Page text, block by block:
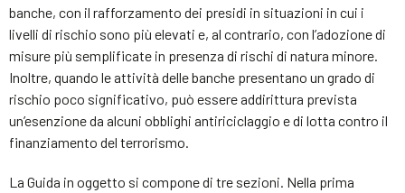
banche, con il rafforzamento dei presidi in situazioni in cui i
livelli di rischio sono più elevati e, al contrario, con l’adozione di
misure più semplificate in presenza di rischi di natura minore.
Inoltre, quando le attività delle banche presentano un grado di
rischio poco significativo, può essere addirittura prevista
un’esenzione da alcuni obblighi antiriciclaggio e di lotta contro il
finanziamento del terrorismo.
La Guida in oggetto si compone di tre sezioni. Nella prima